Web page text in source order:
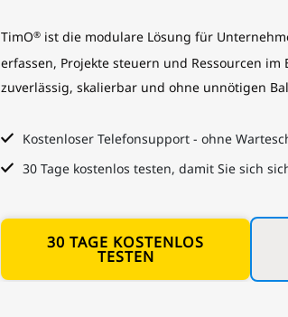
TimO®ist die modulare Lösung für
erfassen, Projekte steuern und Ressourcen im
zuverlässig, skalierbar und ohne unnötigen
Kostenloser Telefonsupport - ohne
30 Tage kostenlos testen, damit Sie sich
30 TAGE KOSTENLOS
TESTEN